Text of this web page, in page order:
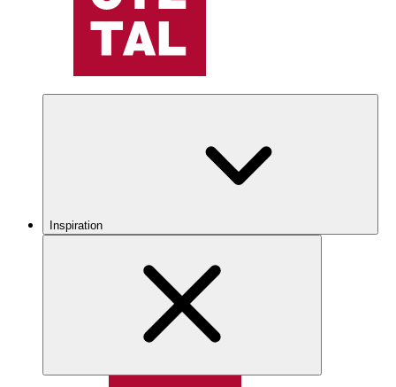
Inspiration